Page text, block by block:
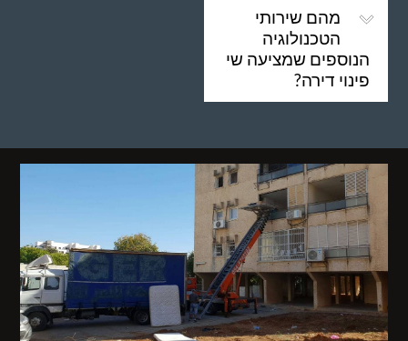
מהם שירותי
הטכנולוגיה
הנוספים שמציעה שי
פינוי דירה?